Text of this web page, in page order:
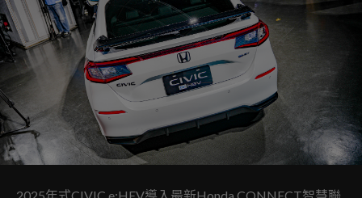
2025年式CIVIC e:HEV導入最新Honda CONNECT智慧聯